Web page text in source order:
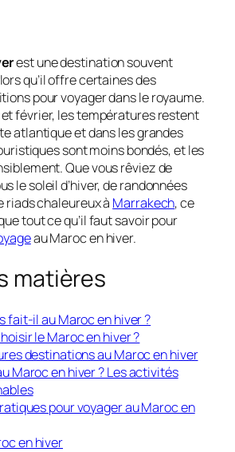
est une destination souvent
qu’il offre certaines des
pour voyager dans le royaume.
février, les températures restent
atlantique et dans les grandes
sont moins bondés, et les
Que vous rêviez de
le soleil d’hiver, de randonnées
riads chaleureux à Marrakech, ce
tout ce qu’il faut savoir pour
au Maroc en hiver.
matières
fait-il au Maroc en hiver ?
le Maroc en hiver ?
destinations au Maroc en hiver
Maroc en hiver ? Les activités
pour voyager au Maroc en
en hiver